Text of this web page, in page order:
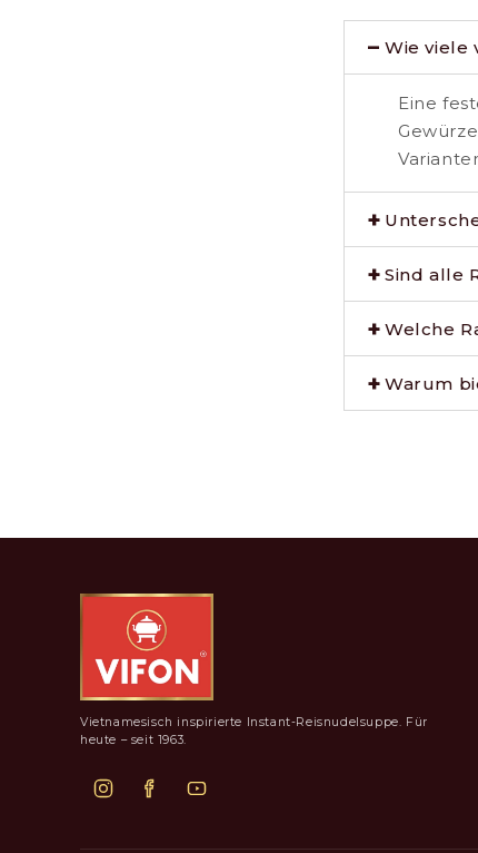
Wie viele
Eine
Sind alle
Welche
Warum
Vietnamesisch inspirierte Instant-Reisnudelsuppe. Für
heute – seit 1963.